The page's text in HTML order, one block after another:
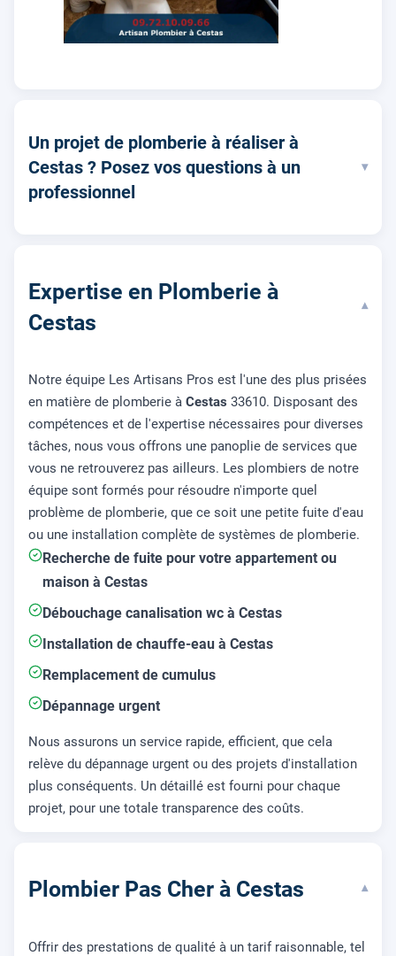
Un projet de plomberie à réaliser à
Cestas ? Posez vos questions à un
professionnel
▾
Expertise en Plomberie à
Cestas
▾
Notre équipe Les Artisans Pros est l'une des plus prisées
en matière de plomberie à Cestas 33610. Disposant des
compétences et de l'expertise nécessaires pour diverses
tâches, nous vous offrons une panoplie de services que
vous ne retrouverez pas ailleurs. Les plombiers de notre
équipe sont formés pour résoudre n'importe quel
problème de plomberie, que ce soit une petite fuite d'eau
ou une installation complète de systèmes de plomberie.
Recherche de fuite pour votre appartement ou
maison à Cestas
Débouchage canalisation wc à Cestas
Installation de chauffe-eau à Cestas
Remplacement de cumulus
Dépannage urgent
Nous assurons un service rapide, efficient, que cela
relève du dépannage urgent ou des projets d'installation
plus conséquents. Un détaillé est fourni pour chaque
projet, pour une totale transparence des coûts.
Plombier Pas Cher à Cestas ▾
Offrir des prestations de qualité à un tarif raisonnable, tel